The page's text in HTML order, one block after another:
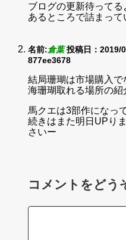
ブログの更新待って
あるところで詰まっ
名前:倉葉 投稿日：2019/
877ee3678
結局珊瑚は市場購入で
海珊瑚取れる場所の紹
馬クエは3部作になっ
続きはまた明日UPり
さいー
コメントをどう